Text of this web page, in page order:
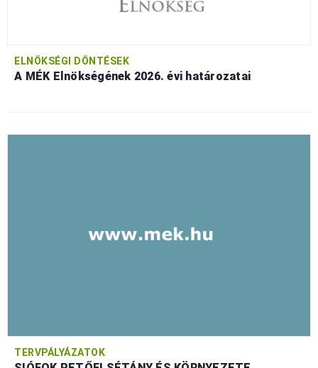
ELNÖKSÉGI DÖNTÉSEK
A MÉK Elnökségének 2026. évi határozatai
TERVPÁLYÁZATOK